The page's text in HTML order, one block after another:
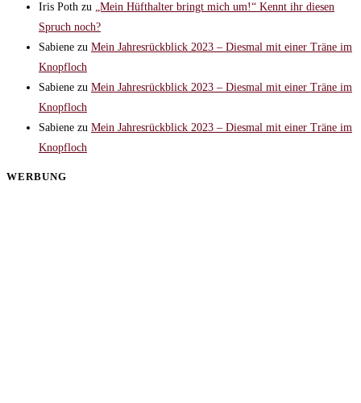
Iris Poth zu
„Mein Hüfthalter bringt mich um!“ Kennt ihr diesen
Spruch noch?
Sabiene zu Mein Jahresrückblick 2023 – Diesmal mit einer Träne im
Knopfloch
Sabiene zu Mein Jahresrückblick 2023 – Diesmal mit einer Träne im
Knopfloch
Sabiene zu Mein Jahresrückblick 2023 – Diesmal mit einer Träne im
Knopfloch
WERBUNG